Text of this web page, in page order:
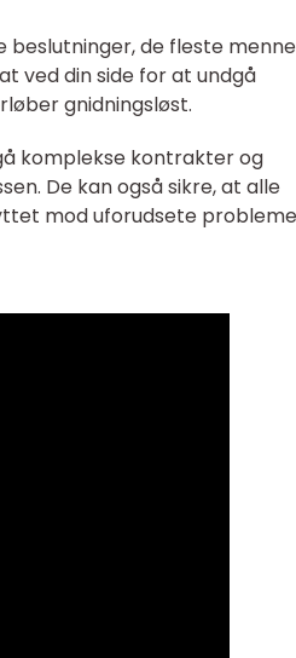
de fleste
ved din side for at undgå
gnidningsløst.
komplekse kontrakter og
De kan også sikre, at alle
mod uforudsete